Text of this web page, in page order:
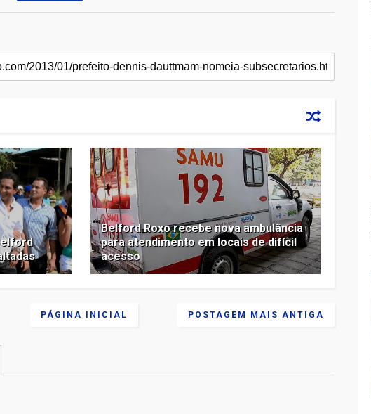
Belford Roxo recebe nova ambulância
para atendimento em locais de difícil
acesso
POSTAGEM MAIS ANTIGA
PÁGINA INICIAL